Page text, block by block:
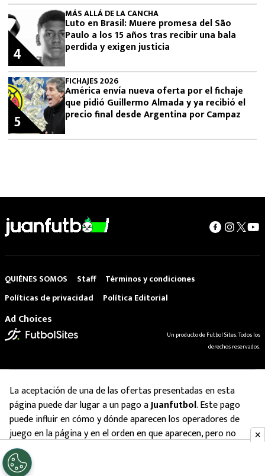
MÁS ALLÁ DE LA CANCHA
Luto en Brasil: Muere promesa del São
Paulo a los 15 años tras recibir una bala
perdida y exigen justicia
4
FICHAJES 2026
América envía nueva oferta por el fichaje
que pidió Guillermo Almada y ya recibió el
precio final desde Argentina por Campaz
5
QUIÉNES SOMOS Staff
Términos y condiciones
Políticas de privacidad
Política Editorial
Ad Choices
Un producto de Futbol Sites. Todos los
derechos reservados.
La aceptación de una de las ofertas presentadas en esta
página puede dar lugar a un pago aJuanfutbol. Este pago
puede influir en cómo y dónde aparecen los operadores de
juego en la página y en el orden en que aparecen, pero no
influye en nuestras evaluaciones.